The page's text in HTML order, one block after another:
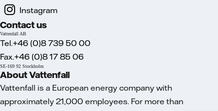
Instagram
Contact us
Vattenfall AB
Tel.+46 (0)8 739 50 00
Fax.+46 (0)8 17 85 06
SE-169 92 Stockholm
About Vattenfall
Vattenfall is a European energy company with
approximately 21,000 employees. For more than